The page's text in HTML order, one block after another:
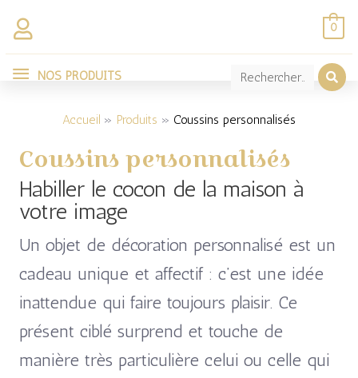
contenu
NOS
NOS PRODUITS
0
Accueil Produits Coussins personnalisés
Coussins personnalisés
Habiller le cocon de la maison à
votre image
Un objet de décoration personnalisé est un
cadeau unique et affectif : c’est une idée
inattendue qui faire toujours plaisir. Ce
présent ciblé surprend et touche de
manière très particulière celui ou celle qui